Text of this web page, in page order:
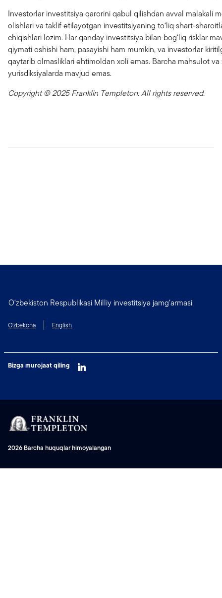
Investorlar investitsiya qarorini qabul qilishdan avval malakali
olishlari va taklif etilayotgan investitsiyaning to‘liq shart-
chiqishlari lozim. Har qanday investitsiya bilan bog‘liq risklar
qiymati oshishi ham, pasayishi ham mumkin, va investorlar
qaytarib olmasliklari ehtimoldan xoli emas. Barcha mahsulot
yurisdiksiyalarda mavjud emas.
Copyright © 2025 Franklin Templeton. All rights reserved.
O‘zbekiston Respublikasi Milliy investitsiya jamg‘armasi
O‘zbekcha English
Bizga murojaat qiling
2026 Barcha huquqlar himoyalangan